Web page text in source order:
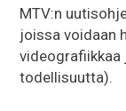
MTV:n
joissa voidaan
videografiikkaa
todellisuutta).